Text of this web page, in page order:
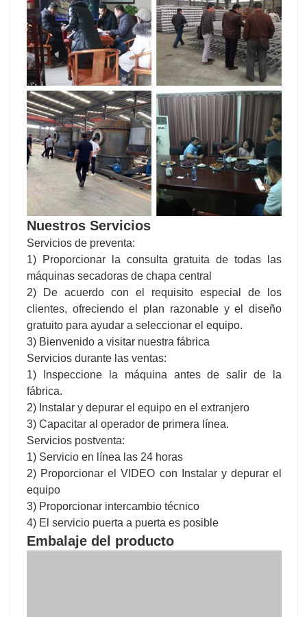
Nuestros Servicios
Servicios de preventa:
1) Proporcionar la consulta gratuita de todas las
máquinas secadoras de chapa central
2) De acuerdo con el requisito especial de los
clientes, ofreciendo el plan razonable y el diseño
gratuito para ayudar a seleccionar el equipo.
3) Bienvenido a visitar nuestra fábrica
Servicios durante las ventas:
1) Inspeccione la máquina antes de salir de la
fábrica.
2) Instalar y depurar el equipo en el extranjero
3) Capacitar al operador de primera línea.
Servicios postventa:
1) Servicio en línea las 24 horas
2) Proporcionar el VIDEO con Instalar y depurar el
equipo
3) Proporcionar intercambio técnico
4) El servicio puerta a puerta es posible
Embalaje del producto